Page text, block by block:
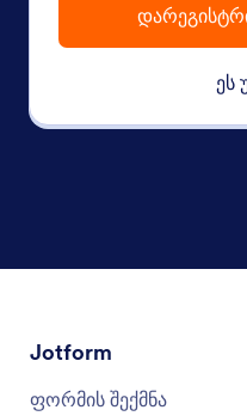
ეს
Jotform
ფორმის შექმნა